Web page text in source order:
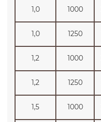
1,0 1000
1,0 1250
1,2 1000
1,2 1250
1,5 1000